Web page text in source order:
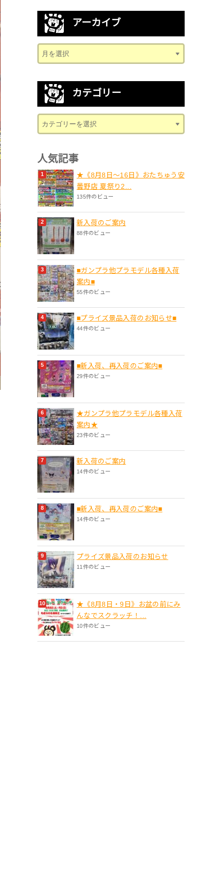
アーカイブ
カテゴリー
人気記事
★《8月8日～16日》おたちゅう安
曇野店 夏祭り2...
135件のビュー
新入荷のご案内
88件のビュー
■ガンプラ他プラモデル各種入荷
案内■
55件のビュー
■プライズ景品入荷のお知らせ■
44件のビュー
■新入荷、再入荷のご案内■
29件のビュー
★ガンプラ他プラモデル各種入荷
案内★
23件のビュー
新入荷のご案内
14件のビュー
■新入荷、再入荷のご案内■
14件のビュー
プライズ景品入荷のお知らせ
11件のビュー
★《8月8日・9日》お盆の前にみ
んなでスクラッチ！...
10件のビュー